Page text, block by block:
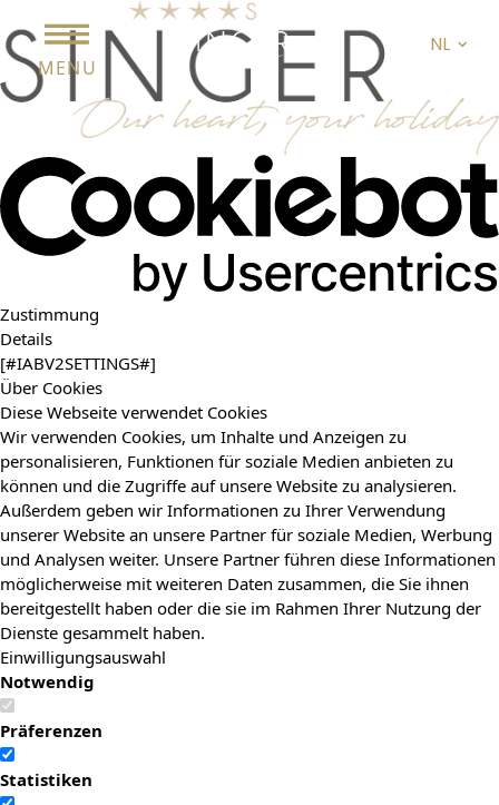
Zustimmung
Details
[#IABV2SETTINGS#]
Über Cookies
Diese Webseite verwendet Cookies
Wir verwenden Cookies, um Inhalte und Anzeigen zu
personalisieren, Funktionen für soziale Medien anbieten zu
können und die Zugriffe auf unsere Website zu analysieren.
Außerdem geben wir Informationen zu Ihrer Verwendung
unserer Website an unsere Partner für soziale Medien, Werbung
und Analysen weiter. Unsere Partner führen diese Informationen
möglicherweise mit weiteren Daten zusammen, die Sie ihnen
bereitgestellt haben oder die sie im Rahmen Ihrer Nutzung der
Dienste gesammelt haben.
Einwilligungsauswahl
Notwendig
Präferenzen
Statistiken
MENU
NL